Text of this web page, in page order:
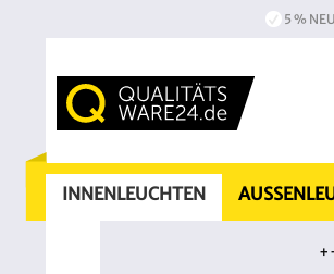
5 %
INNENLEUCHTEN